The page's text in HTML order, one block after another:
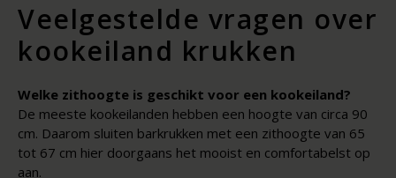
Veelgestelde vragen over
kookeiland krukken
Welke zithoogte is geschikt voor een kookeiland?
De meeste kookeilanden hebben een hoogte van circa 90
cm. Daarom sluiten barkrukken met een zithoogte van 65
tot 67 cm hier doorgaans het mooist en comfortabelst op
aan.